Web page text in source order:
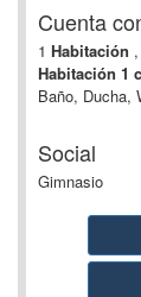
Cuenta
1 Habitación
Habitación 1
Baño, Ducha,
Social
Gimnasio